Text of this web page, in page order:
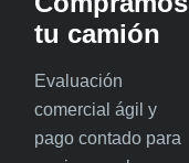
tu camión
Evaluación
comercial ágil y
pago contado para